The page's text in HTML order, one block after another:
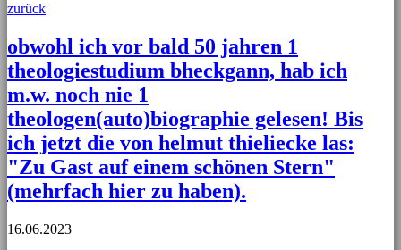
zurück
obwohl ich vor bald 50 jahren 1
theologiestudium bheckgann, hab ich
m.w. noch nie 1
theologen(auto)biographie gelesen! Bis
ich jetzt die von helmut thieliecke las:
"Zu Gast auf einem schönen Stern"
(mehrfach hier zu haben).
16.06.2023